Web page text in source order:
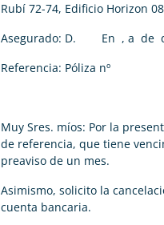
Rubí 72-74, Edificio Horizon
Asegurado: D. En , a de
Referencia: Póliza nº
Muy Sres. míos: Por la
de referencia, que tiene
preaviso de un mes.
Asimismo, solicito la
cuenta bancaria.